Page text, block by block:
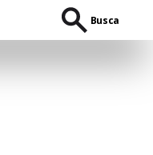
Busca